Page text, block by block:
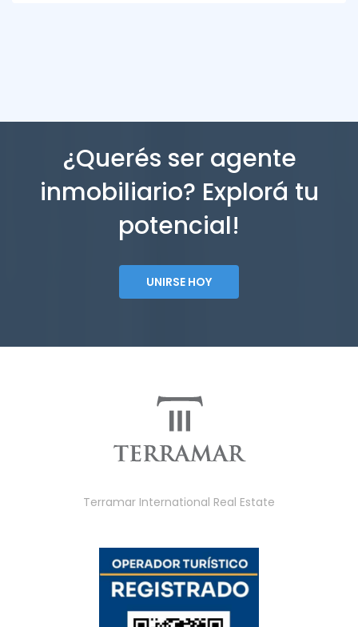
¿Querés ser agente
inmobiliario? Explorá tu
potencial!
UNIRSE HOY
Terramar International Real Estate